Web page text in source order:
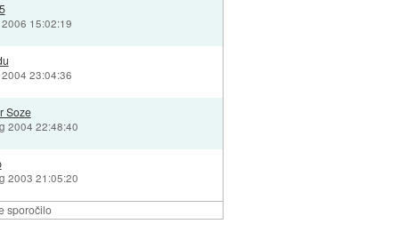
sporočilo
15:02:19
23:04:36
Soze
2004 22:48:40
2003 21:05:20